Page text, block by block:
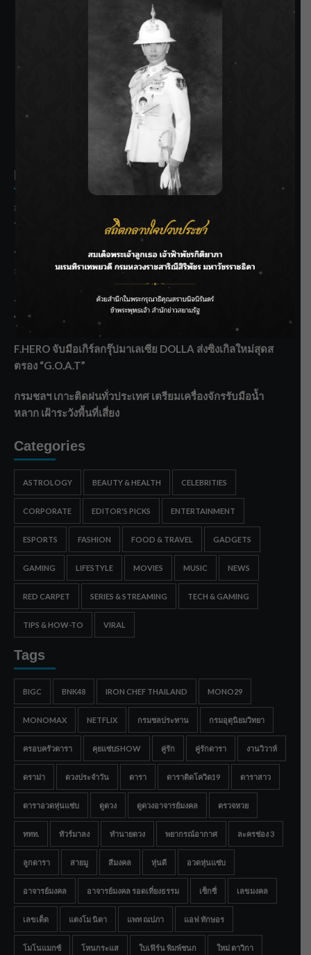
SIAMRATH VARIETY
THE BEST ENTERTAINMENT
Recent Posts
กรมชลฯ รับฟังประชาชน ติดตามแก้ปัญหาโครงการประตู
ระบายน้ำศรีสองรักฯ
‘แมน การิน’ แชร์ความเชื่อชวนคิด! “อยากกินอะไรหลังจาก
ลาโลกนี้ ให้ใส่บาตรสิ่งนั้นไว้ตอนยังมีชีวิต”
ราชเลขานุการในพระองค์ฯ ติดตามโครงการหุบกะพง–ห้วย
ทรายใต้ เสริมความมั่นคงน้ำเพชรบุรี
F.HERO จับมือเกิร์ลกรุ๊ปมาเลเซีย DOLLA ส่งซิงเกิลใหม่สุดส
ตรอง “G.O.A.T”
กรมชลฯ เกาะติดฝนทั่วประเทศ เตรียมเครื่องจักรรับมือน้ำ
หลาก เฝ้าระวังพื้นที่เสี่ยง
Categories
ASTROLOGY BEAUTY & HEALTH CELEBRITIES
CORPORATE EDITOR'S PICKS ENTERTAINMENT
ESPORTS FASHION FOOD & TRAVEL GADGETS
GAMING LIFESTYLE MOVIES MUSIC NEWS
RED CARPET SERIES & STREAMING TECH & GAMING
TIPS & HOW-TO VIRAL
Tags
BIGC BNK48 IRON CHEF THAILAND MONO29
MONOMAX NETFLIX กรมชลประทาน กรมอุตุนิยมวิทยา
ครอบครัวดารา คุยแซ่บSHOW คู่รัก คู่รักดารา งานวิวาห์
ดราม่า ดวงประจำวัน ดารา ดาราติดโควิด19 ดาราสาว
ดาราอวดหุ่นแซ่บ ดูดวง ดูดวงอาจารย์มงคล ตรวจหวย
ททท. ทัวร์มาลง ทำนายดวง พยากรณ์อากาศ ละครช่อง 3
ลูกดารา สายมู สีมงคล หุ่นดี อวดหุ่นแซ่บ
อาจารย์มงคล อาจารย์มงคล รอดเที่ยงธรรม เซ็กซี่ เลขมงคล
เลขเด็ด แตงโม นิดา แพท ณปภา แอฟ ทักษอร
โมโนแมกซ์ โหนกระแส ใบเฟิร์น พิมพ์ชนก ใหม่ ดาวิกา